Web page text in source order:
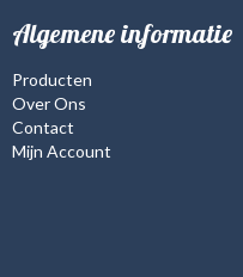
Algemene informatie
Producten
Over Ons
Contact
Mijn Account